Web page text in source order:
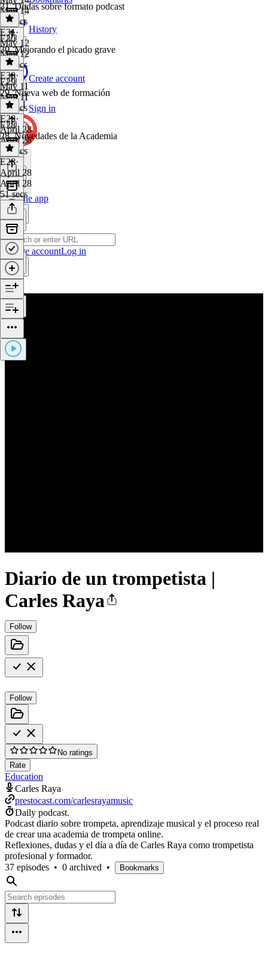
History
Create account
Sign in
Get the app
Create accountLog in
Diario de un trompetista |
Carles Raya
Follow
Follow
No ratings
Rate
Education
Carles Raya
prestocast.com/carlesrayamusic
Daily podcast.
Podcast diario sobre trompeta, aprendizaje musical y el proceso real
de crear una academia de trompeta online.
Reflexiones, dudas y el día a día de Carles Raya como trompetista
profesional y formador.
37 episodes • 0 archived • Bookmarks
May 14
54 secs
31. Dudas sobre formato podcast
E31·
May 12
May 12
55 secs
E30
30. Mejorando el picado grave
E30·
May 11
May 11
35 secs
E29
29. Nueva web de formación
E29·
April 28
April 28
58 secs
E28
28. Novedades de la Academia
E28·
April 28
April 28
51 secs